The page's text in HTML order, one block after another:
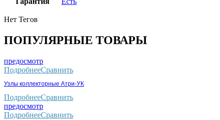
Нет Тегов
ПОПУЛЯРНЫЕ ТОВАРЫ
предосмотр
ПодробнееСравнить
Узлы коллекторные Атри-УК
ПодробнееСравнить
предосмотр
ПодробнееСравнить